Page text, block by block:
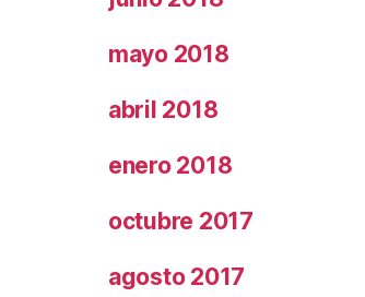
mayo 2018
abril 2018
enero 2018
octubre 2017
agosto 2017